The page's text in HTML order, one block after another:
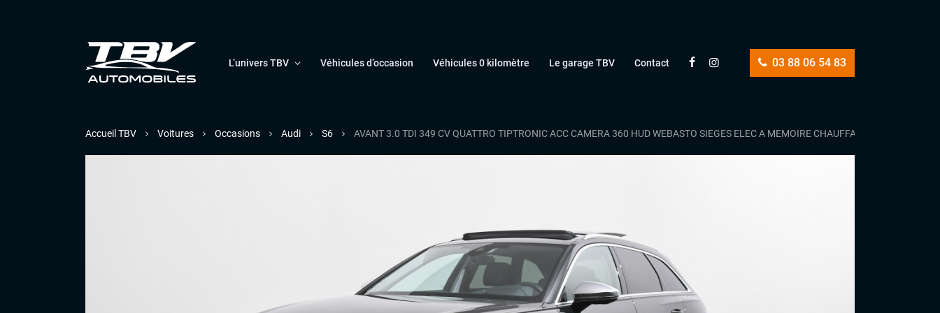
03 88 06 54 83
L’univers TBV Véhicules d’occasion Véhicules 0 kilomètre Le garage TBV Contact
Accueil TBV Voitures Occasions Audi S6 AVANT 3.0 TDI 349 CV QUATTRO TIPTRONIC ACC CAMERA 360 HUD WEBASTO SIEGES ELEC A MEMOIRE CHAUFFANTS/VENTILLES